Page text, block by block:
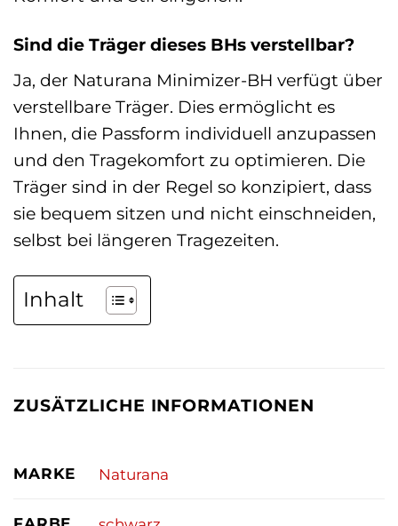
Sind die Träger dieses BHs verstellbar?
Ja, der Naturana Minimizer-BH verfügt über
verstellbare Träger. Dies ermöglicht es
Ihnen, die Passform individuell anzupassen
und den Tragekomfort zu optimieren. Die
Träger sind in der Regel so konzipiert, dass
sie bequem sitzen und nicht einschneiden,
selbst bei längeren Tragezeiten.
Inhalt
ZUSÄTZLICHE INFORMATIONEN
MARKE Naturana